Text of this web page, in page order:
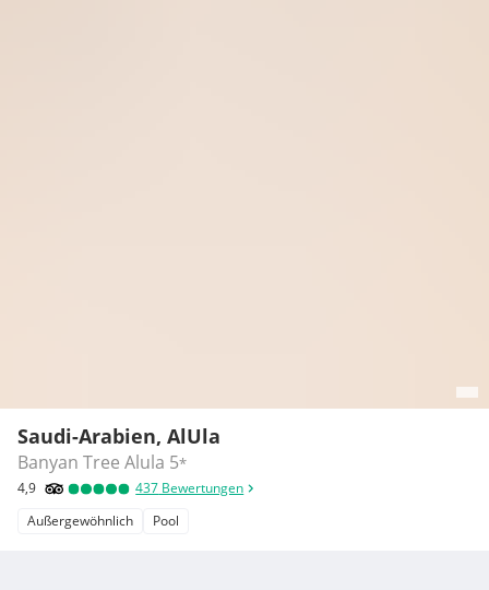
Saudi-Arabien, AlUla
Banyan Tree Alula 5*
4,9 437 Bewertungen
Außergewöhnlich
Pool